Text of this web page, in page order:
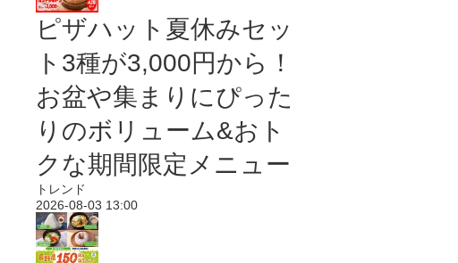
ピザハット夏休みセッ
ト3種が3,000円から！
お盆や集まりにぴった
りのボリューム&おト
クな期間限定メニュー
トレンド
2026-08-03 13:00